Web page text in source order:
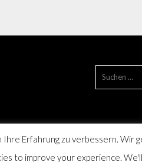
Erfahrung zu verbessern. Wir
to improve your experience.